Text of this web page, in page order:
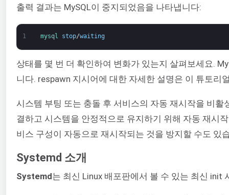
출력 결과는 MySQL이 중지되었음을 나타냅니다:
1 mysql stop/waiting
상태를 몇 번 더 확인하여 변화가 있는지 살펴보세요.
니다. respawn 지시어에 대한 자세한 설명은 이 튜토리
시스템 부팅 또는 충돌 후 서비스의 자동 재시작을 비
결하고 시스템을 안정적으로 유지하기 위해 자동 재시
비스 구성이 자동으로 재시작되는 것을 방지할 수도 있
Systemd 소개
Systemd는 최신 Linux 배포판에서 볼 수 있는 최신 init